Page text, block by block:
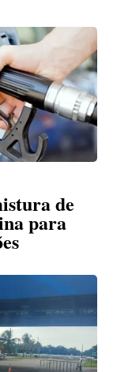
de
para